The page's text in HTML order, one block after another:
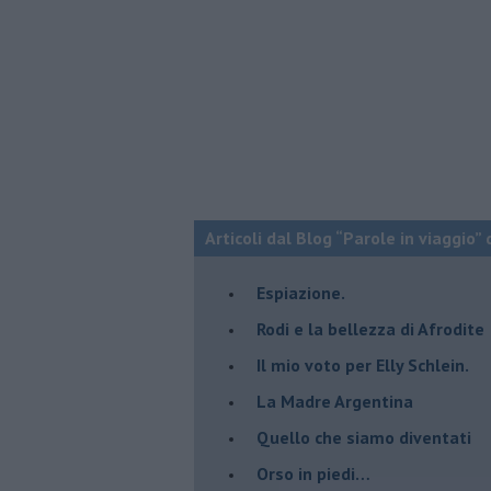
Articoli dal Blog “Parole in viaggio”
Espiazione.
Rodi e la bellezza di Afrodite
​Il mio voto per Elly Schlein.
​La Madre Argentina
Quello che siamo diventati
Orso in piedi…